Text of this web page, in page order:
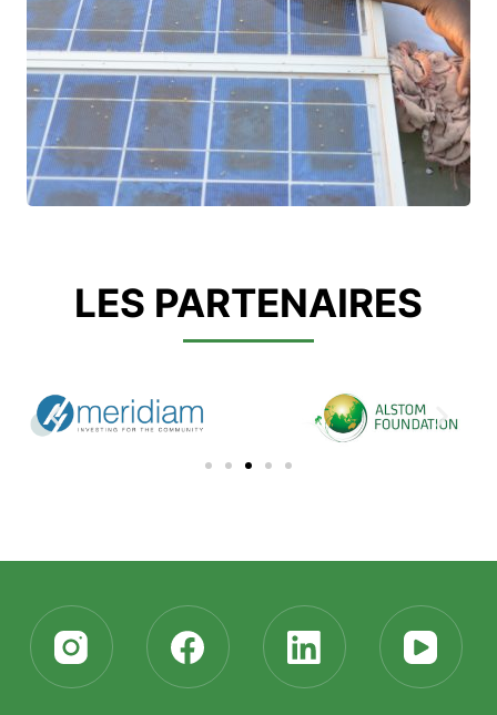
LES PARTENAIRES